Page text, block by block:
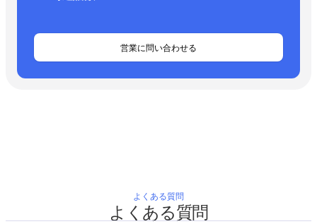
営業に問い合わせる
よくある質問
よくある質問